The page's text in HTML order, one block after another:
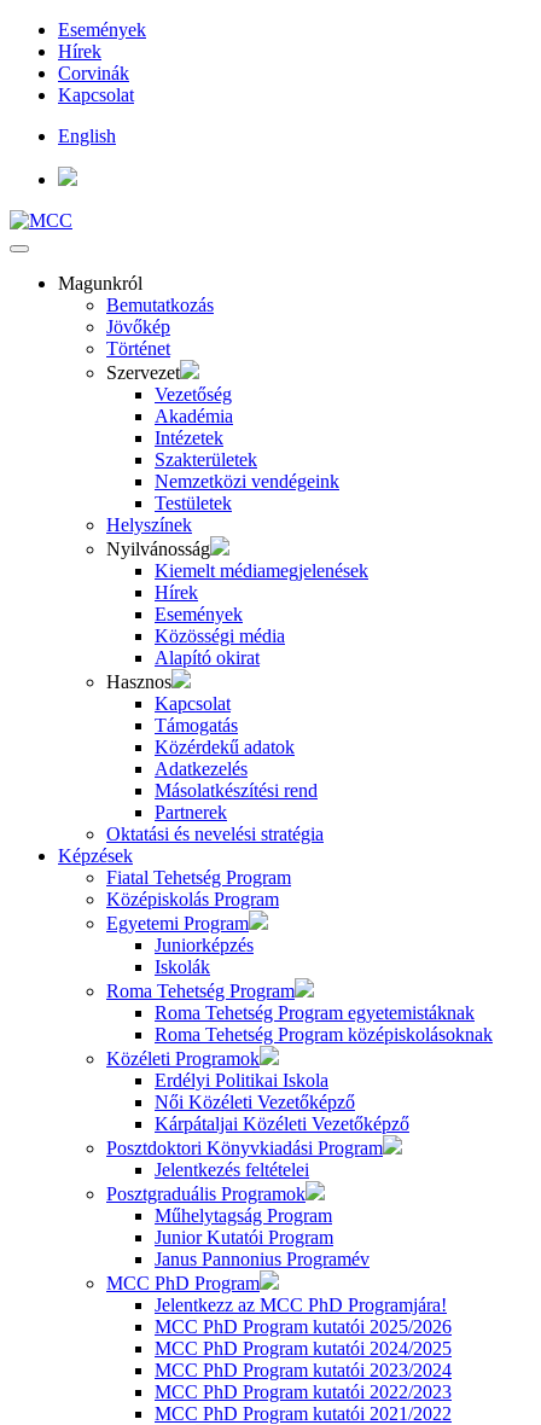
Események
Hírek
Corvinák
Kapcsolat
English
Magunkról
Bemutatkozás
Jövőkép
Történet
Szervezet
Vezetőség
Akadémia
Intézetek
Szakterületek
Nemzetközi vendégeink
Testületek
Helyszínek
Nyilvánosság
Kiemelt médiamegjelenések
Hírek
Események
Közösségi média
Alapító okirat
Hasznos
Kapcsolat
Támogatás
Közérdekű adatok
Adatkezelés
Másolatkészítési rend
Partnerek
Oktatási és nevelési stratégia
Képzések
Fiatal Tehetség Program
Középiskolás Program
Egyetemi Program
Juniorképzés
Iskolák
Roma Tehetség Program
Roma Tehetség Program egyetemistáknak
Roma Tehetség Program középiskolásoknak
Közéleti Programok
Erdélyi Politikai Iskola
Női Közéleti Vezetőképző
Kárpátaljai Közéleti Vezetőképző
Posztdoktori Könyvkiadási Program
Jelentkezés feltételei
Posztgraduális Programok
Műhelytagság Program
Junior Kutatói Program
Janus Pannonius Programév
MCC PhD Program
Jelentkezz az MCC PhD Programjára!
MCC PhD Program kutatói 2025/2026
MCC PhD Program kutatói 2024/2025
MCC PhD Program kutatói 2023/2024
MCC PhD Program kutatói 2022/2023
MCC PhD Program kutatói 2021/2022